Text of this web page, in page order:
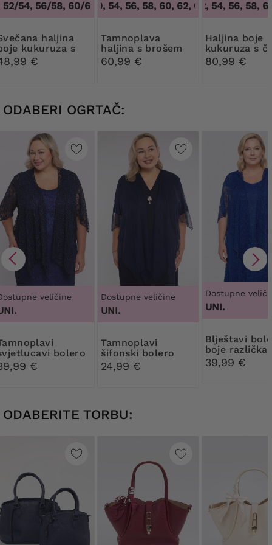
54, 56/58, 60/62, 48/50, 52/54, 56/58, 60/62
kukuruza s
€
48, 50, 54, 56, 58, 60, 62, 64 48, 50, 54,
Tamnoplava
haljina s brošem
60,99 €
50, 52, 54, 56, 58, 62,
Haljina boje
kukuruza s
80,99 €
ODABERI OGRTAČ:
veličine
bolero
€
Dostupne veličine
UNI.
Tamnoplavi
šifonski bolero
24,99 €
Dostupne
UNI.
Blještavi bolero
boje različka
39,99 €
ODABERITE TORBU: